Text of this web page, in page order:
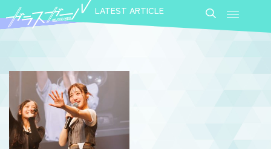
LATEST ARTICLE